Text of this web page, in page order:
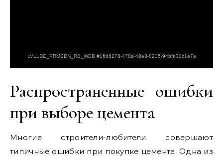
Распространенные ошибки
при выборе цемента
Многие строители-любители совершают
типичные ошибки при покупке цемента. Одна из